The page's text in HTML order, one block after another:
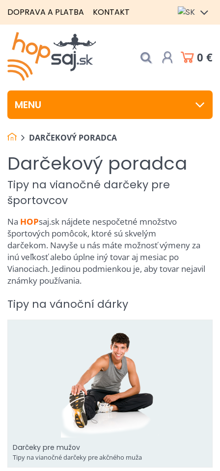
DOPRAVA A PLATBA KONTAKT
0 €
MENU
DARČEKOVÝ PORADCA
Darčekový poradca
Tipy na vianočné darčeky pre
športovcov
Na HOPsaj.sk nájdete nespočetné množstvo
športových pomôcok, ktoré sú skvelým
darčekom. Navyše u nás máte možnosť výmeny za
inú veľkosť alebo úplne iný tovar aj mesiac po
Vianociach. Jedinou podmienkou je, aby tovar nejavil
známky používania.
Tipy na vánoční dárky
Darčeky pre mužov
Tipy na vianočné darčeky pre akčného muža